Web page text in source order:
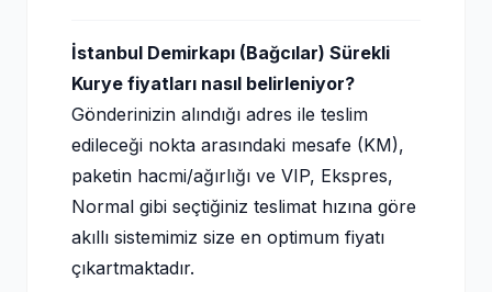
İstanbul Demirkapı (Bağcılar) Sürekli
Kurye fiyatları nasıl belirleniyor?
Gönderinizin alındığı adres ile teslim
edileceği nokta arasındaki mesafe (KM),
paketin hacmi/ağırlığı ve VIP, Ekspres,
Normal gibi seçtiğiniz teslimat hızına göre
akıllı sistemimiz size en optimum fiyatı
çıkartmaktadır.